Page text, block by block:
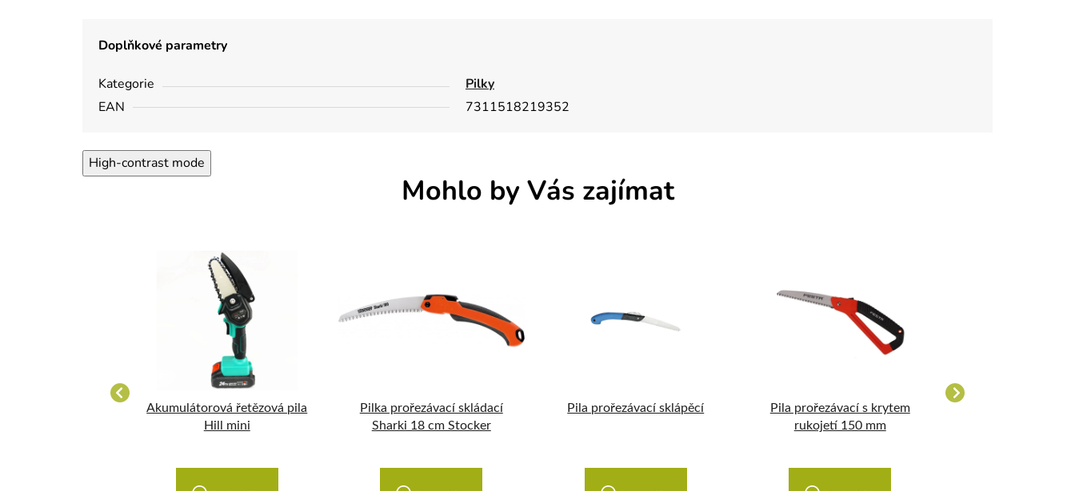
Doplňkové parametry
Kategorie
Pilky
EAN
7311518219352
High-contrast mode
Mohlo by Vás zajímat
Akumulátorová řetězová pila
Hill mini
Pilka prořezávací skládací
Sharki 18 cm Stocker
Pila prořezávací sklápěcí
Pila prořezávací s krytem
rukojetí 150 mm